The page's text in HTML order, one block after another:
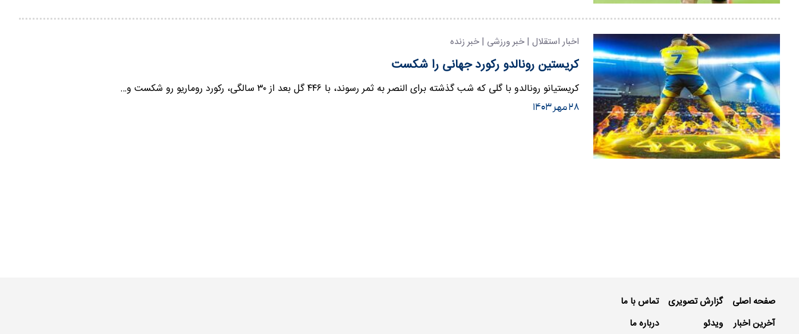
اخبار استقلال | خبر ورزشی | خبر زنده
کریستین رونالدو رکورد جهانی را شکست
کریستیانو رونالدو با گلی که شب گذشته برای النصر به ثمر رسوند، با ۴۴۶ گل بعد از ۳۰ سالگی، رکورد روماریو رو شکست و…
۲۸ مهر ۱۴۰۳
صفحه اصلی
آخرین اخبار
گزارش تصویری
ویدئو
تماس با ما
درباره ما